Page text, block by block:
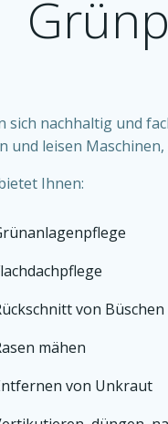
nachhaltig und
und leisen
Ihnen:
von
mähen
von Unkraut